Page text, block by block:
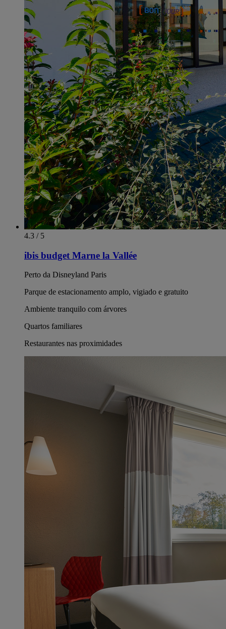
4.3 / 5
ibis budget Marne la Vallée
Perto da Disneyland Paris
Parque de estacionamento amplo, vigiado e gratuito
Ambiente tranquilo com árvores
Quartos familiares
Restaurantes nas proximidades